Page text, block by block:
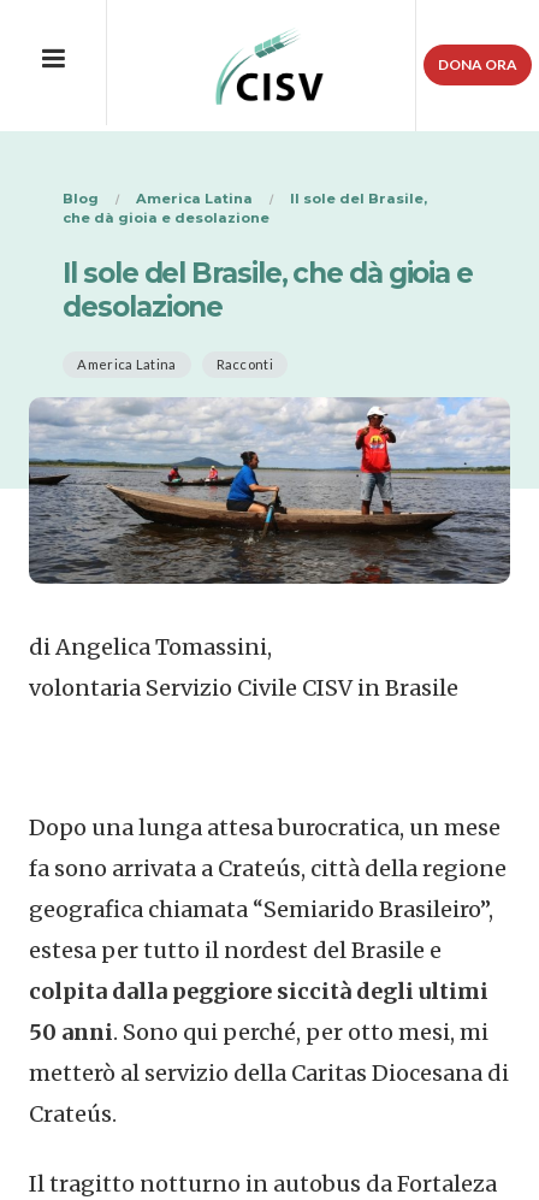
DONA ORA
Blog America Latina
Il sole del Brasile,
che dà gioia e desolazione
Il sole del Brasile, che dà gioia e
desolazione
America Latina Racconti
di Angelica Tomassini,
volontaria Servizio Civile CISV in Brasile
Dopo una lunga attesa burocratica, un mese
fa sono arrivata a Crateús, città della regione
geografica chiamata “Semiarido Brasileiro”,
estesa per tutto il nordest del Brasile e
colpita dalla peggiore siccità degli ultimi
50 anni. Sono qui perché, per otto mesi, mi
metterò al servizio della Caritas Diocesana di
Crateús.
Il tragitto notturno in autobus da Fortaleza